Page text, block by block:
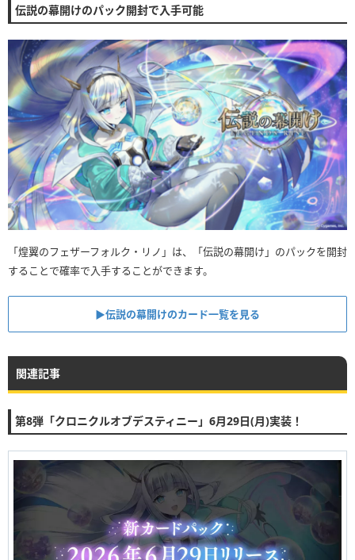
伝説の幕開けのパック開封で入手可能
「煌翼のフェザーフォルク・リノ」は、「伝説の幕開け」のパックを開封
することで確率で入手することができます。
▶︎伝説の幕開けのカード一覧を見る
関連記事
第8弾「クロニクルオブデスティニー」6月29日(月)実装！